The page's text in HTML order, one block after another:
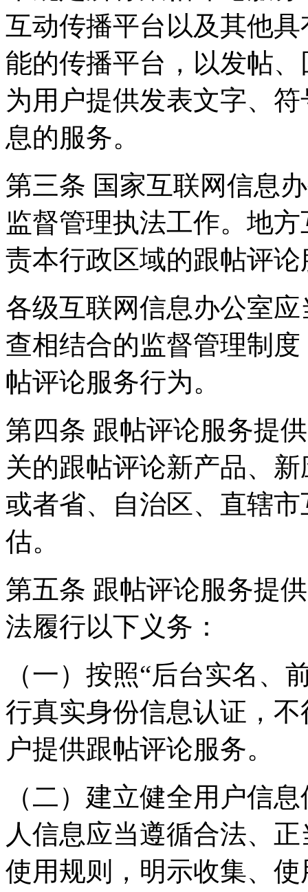
互动传播平台以及其他
能的传播平台，以发帖
为用户提供发表文字、
息的服务。
第三条 国家互联网信息
监督管理执法工作。地
责本行政区域的跟帖评
各级互联网信息办公室
查相结合的监督管理制
帖评论服务行为。
第四条 跟帖评论服务提
关的跟帖评论新产品、
或者省、自治区、直辖
估。
第五条 跟帖评论服务提
法履行以下义务：
（一）按照“后台实名、
行真实身份信息认证，
户提供跟帖评论服务。
（二）建立健全用户信
人信息应当遵循合法、
使用规则，明示收集、